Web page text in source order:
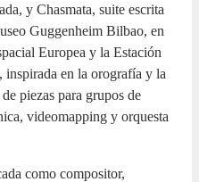
y Chasmata, suite escrita
Guggenheim Bilbao, en
Europea y la Estación
en la orografía y la
piezas para grupos de
videomapping y orquesta
como compositor,